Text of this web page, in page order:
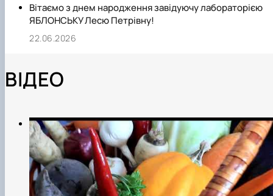
Вітаємо з днем народження завідуючу лабораторією
ЯБЛОНСЬКУ Лесю Петрівну!
22.06.2026
ВІДЕО